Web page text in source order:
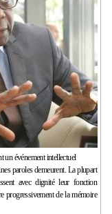
un événement intellectuel
paroles demeurent. La plupart
avec dignité leur fonction
progressivement de la mémoire